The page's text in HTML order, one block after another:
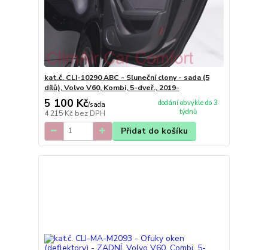
kat.č. CLI-10290 ABC - Sluneční clony - sada (5
dílů), Volvo V60, Kombi, 5-dveř., 2019-
5 100 Kč/sada
4 215 Kč bez DPH
dodání obvykle do 3
týdnů
Přidat do košíku